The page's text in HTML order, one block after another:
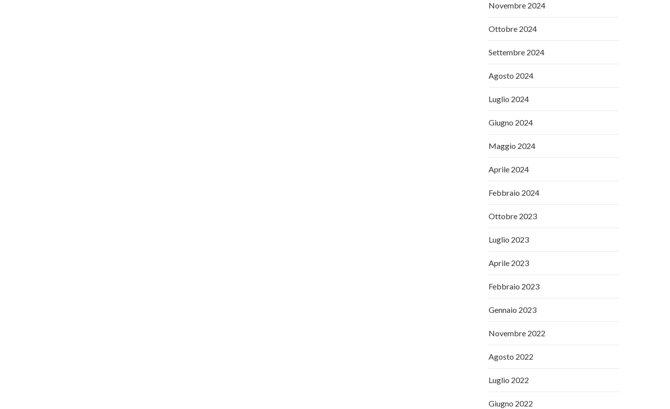
Novembre 2024
Ottobre 2024
Settembre 2024
Agosto 2024
Luglio 2024
Giugno 2024
Maggio 2024
Aprile 2024
Febbraio 2024
Ottobre 2023
Luglio 2023
Aprile 2023
Febbraio 2023
Gennaio 2023
Novembre 2022
Agosto 2022
Luglio 2022
Giugno 2022